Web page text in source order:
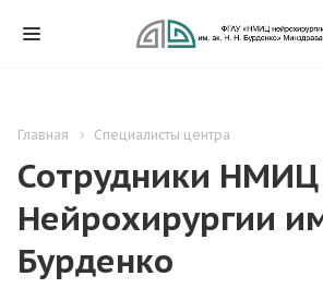
Главная Специалисты центра
Сотрудники НМИЦ
Нейрохирургии
Бурденко